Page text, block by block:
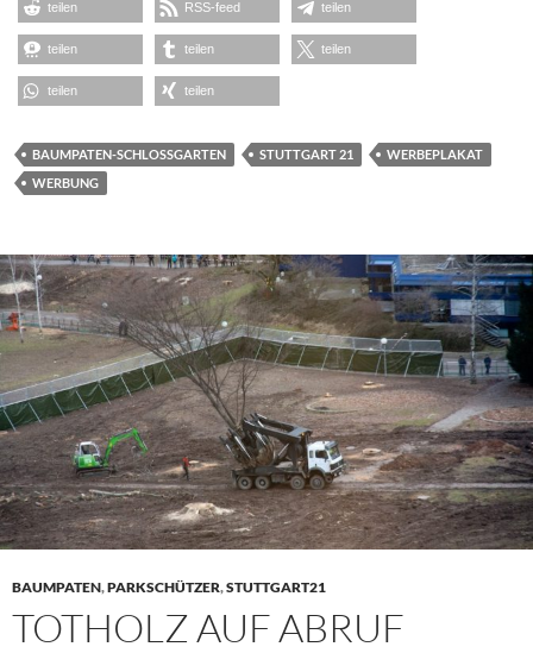
teilen RSS-feed teilen
teilen teilen teilen
teilen teilen
BAUMPATEN-SCHLOSSGARTEN STUTTGART 21
WERBEPLAKAT
WERBUNG
BAUMPATEN,PARKSCHÜTZER,STUTTGART21
TOTHOLZ AUF ABRUF